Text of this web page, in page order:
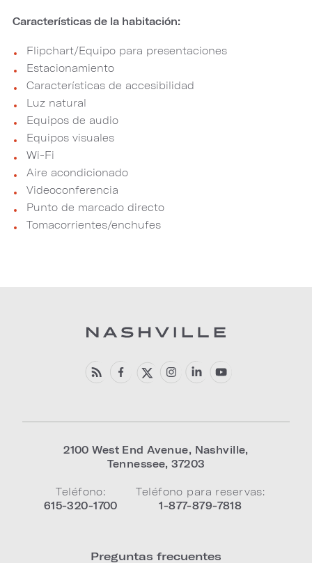
Características de la habitación:
Flipchart/Equipo para presentaciones
Estacionamiento
Características de accesibilidad
Luz natural
Equipos de audio
Equipos visuales
Wi-Fi
Aire acondicionado
Videoconferencia
Punto de marcado directo
Tomacorrientes/enchufes
2100 West End Avenue, Nashville,
Tennessee,37203
Teléfono:
615-320-1700
Teléfono para reservas:
1-877-879-7818
Preguntas frecuentes